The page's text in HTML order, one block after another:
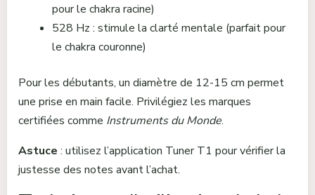
pour le chakra racine)
528 Hz : stimule la clarté mentale (parfait pour
le chakra couronne)
Pour les débutants, un diamètre de 12-15 cm permet
une prise en main facile. Privilégiez les marques
certifiées comme Instruments du Monde.
Astuce : utilisez l’application Tuner T1 pour vérifier la
justesse des notes avant l’achat.